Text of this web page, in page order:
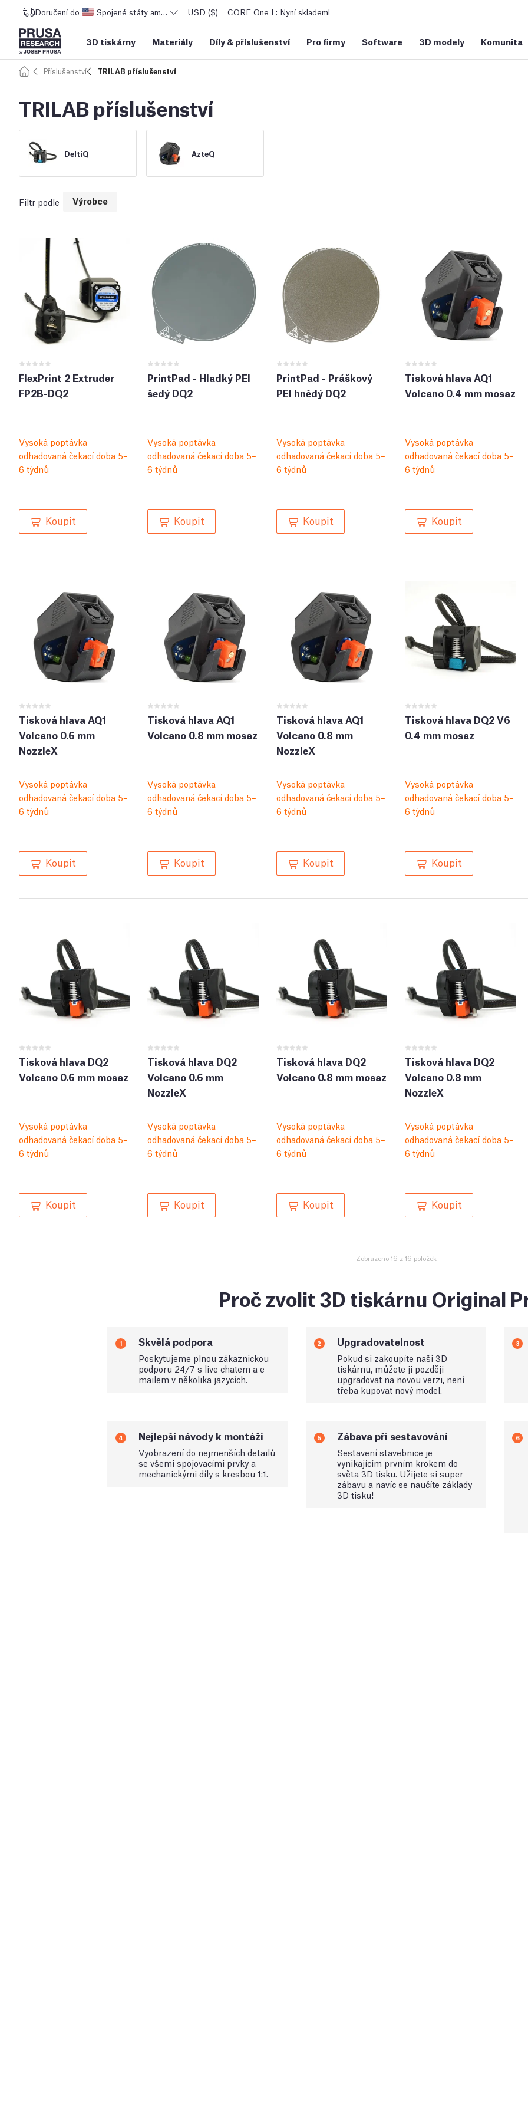
Doručení do Spojené státy americké USD ($) CORE One L: Nyní skladem!
3D tiskárny Materiály Díly & příslušenství Pro firmy Software 3D modely Komunita
Příslušenství TRILAB příslušenství
TRILAB příslušenství
DeltiQ AzteQ
Filtr podle Výrobce
FlexPrint 2 Extruder
FP2B-DQ2
Vysoká poptávka -
odhadovaná čekací doba 5–
6 týdnů
Koupit
PrintPad - Hladký PEI
šedý DQ2
Vysoká poptávka -
odhadovaná čekací doba 5–
6 týdnů
Koupit
PrintPad - Práškový
PEI hnědý DQ2
Vysoká poptávka -
odhadovaná čekací doba 5–
6 týdnů
Koupit
Tisková hlava AQ1
Volcano 0.4 mm mosaz
Vysoká poptávka -
odhadovaná čekací doba 5–
6 týdnů
Koupit
Tisková hlava AQ1
Volcano 0.6 mm
NozzleX
Vysoká poptávka -
odhadovaná čekací doba 5–
6 týdnů
Koupit
Tisková hlava AQ1
Volcano 0.8 mm mosaz
Vysoká poptávka -
odhadovaná čekací doba 5–
6 týdnů
Koupit
Tisková hlava AQ1
Volcano 0.8 mm
NozzleX
Vysoká poptávka -
odhadovaná čekací doba 5–
6 týdnů
Koupit
Tisková hlava DQ2 V6
0.4 mm mosaz
Vysoká poptávka -
odhadovaná čekací doba 5–
6 týdnů
Koupit
Tisková hlava DQ2
Volcano 0.6 mm mosaz
Vysoká poptávka -
odhadovaná čekací doba 5–
6 týdnů
Koupit
Tisková hlava DQ2
Volcano 0.6 mm
NozzleX
Vysoká poptávka -
odhadovaná čekací doba 5–
6 týdnů
Koupit
Tisková hlava DQ2
Volcano 0.8 mm mosaz
Vysoká poptávka -
odhadovaná čekací doba 5–
6 týdnů
Koupit
Tisková hlava DQ2
Volcano 0.8 mm
NozzleX
Vysoká poptávka -
odhadovaná čekací doba 5–
6 týdnů
Koupit
Zobrazeno 16 z 16 položek
Proč zvolit 3D tiskárnu Original
1 Skvělá podpora
Poskytujeme plnou zákaznickou
podporu 24/7 s live chatem a e-
mailem v několika jazycích.
2 Upgradovatelnost
Pokud si zakoupíte naši 3D
tiskárnu, můžete ji později
upgradovat na novou verzi, není
třeba kupovat nový model.
3
4 Nejlepší návody k montáži
Vyobrazení do nejmenších detailů
se všemi spojovacími prvky a
mechanickými díly s kresbou 1:1.
5 Zábava při sestavování
Sestavení stavebnice je
vynikajícím prvním krokem do
světa 3D tisku. Užijete si super
zábavu a navíc se naučíte základy
3D tisku!
6